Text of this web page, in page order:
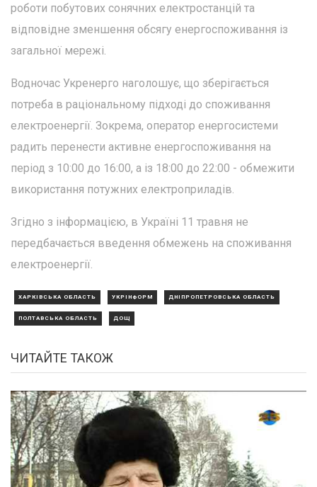
роботи побутових сонячних електростанцій та
відповідне зменшення обсягу енергоспоживання із
загальної мережі.
Водночас Укренерго наголошує, що зберігається
потреба в раціональному підході до споживання
електроенергії. Зокрема, оператор енергосистеми
радить перенести активне енергоспоживання на
період з 10:00 до 16:00, а із 18:00 до 22:00 - обмежити
використання потужних електроприладів.
Згідно з інформацією, в Україні 11 травня не
передбачається введення обмежень на споживання
електроенергії.
ХАРКІВСЬКА ОБЛАСТЬ УКРІНФОРМ ДНІПРОПЕТРОВСЬКА ОБЛАСТЬ
ПОЛТАВСЬКА ОБЛАСТЬ ДОЩ
ЧИТАЙТЕ ТАКОЖ